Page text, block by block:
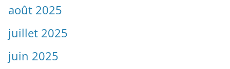
août 2025
juillet 2025
juin 2025